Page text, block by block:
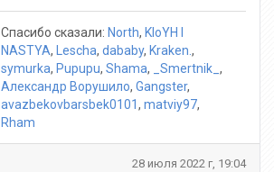
Спасибо сказали: North, KloYH l
NASTYA, Lescha, dababy, Kraken. ,
symurka, Pupupu, Shama, _Smertnik_ ,
Александр Ворушило, Gangster,
avazbekovbarsbek0101, matviy97,
Rham
28 июля 2022 г, 19:04